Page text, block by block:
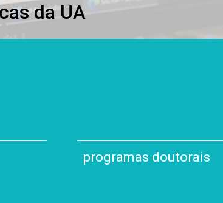
da UA
programas doutorais